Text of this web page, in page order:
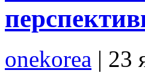
onekorea | 23